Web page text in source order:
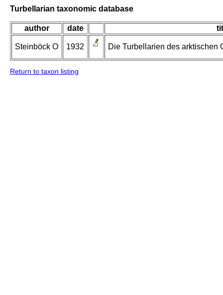
Turbellarian taxonomic database
author date
Steinböck O 1932 Die Turbellarien des arktischen
Return to taxon listing